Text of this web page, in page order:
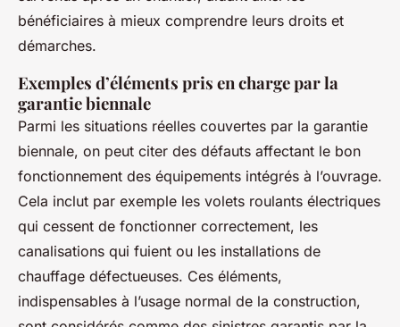
bénéficiaires à mieux comprendre leurs droits et
démarches.
Exemples d’éléments pris en charge par la
garantie biennale
Parmi les situations réelles couvertes par la garantie
biennale, on peut citer des défauts affectant le bon
fonctionnement des équipements intégrés à l’ouvrage.
Cela inclut par exemple les volets roulants électriques
qui cessent de fonctionner correctement, les
canalisations qui fuient ou les installations de
chauffage défectueuses. Ces éléments,
indispensables à l’usage normal de la construction,